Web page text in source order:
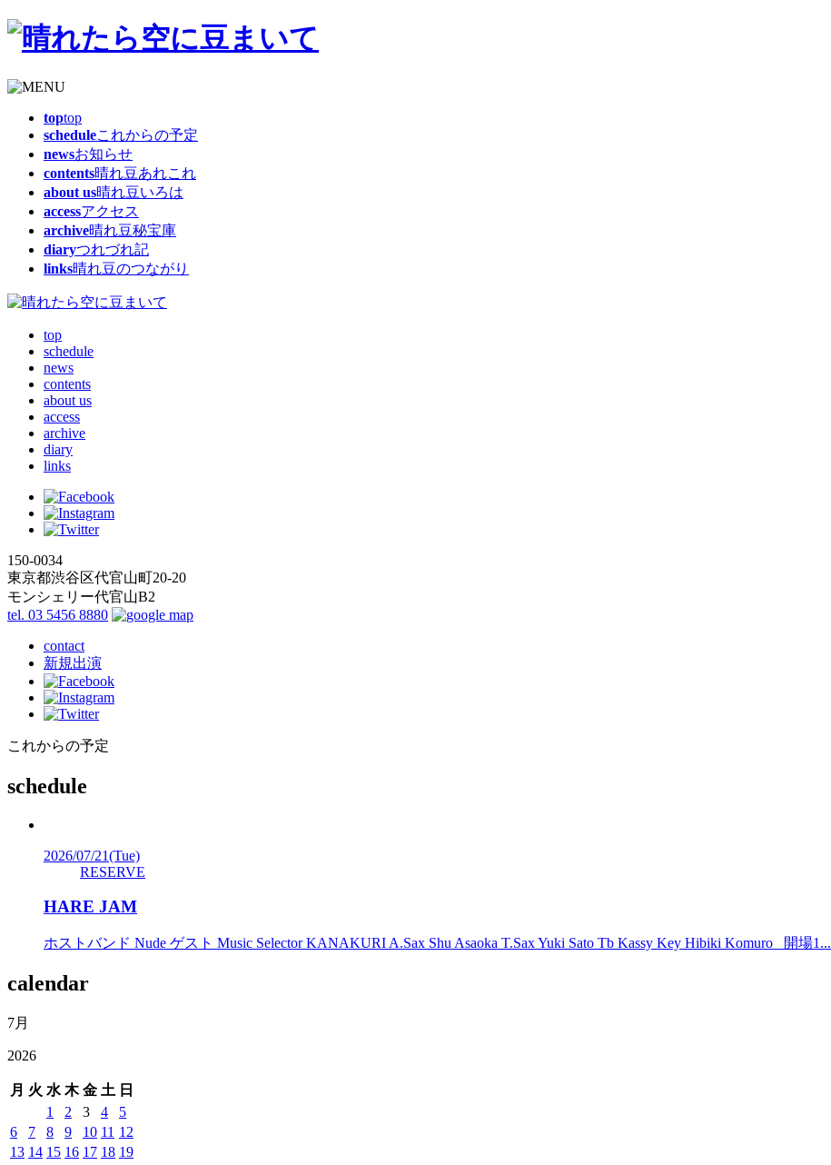
toptop
scheduleこれからの予定
newsお知らせ
contents晴れ豆あれこれ
about us晴れ豆いろは
accessアクセス
archive晴れ豆秘宝庫
diaryつれづれ記
links晴れ豆のつながり
top
schedule
news
contents
about us
access
archive
diary
links
150-0034
東京都渋谷区代官山町20-20
モンシェリー代官山B2
tel. 03 5456 8880
contact
新規出演
これからの予定
schedule
2026/07/21(Tue)
RESERVE
HARE JAM
ホストバンド Nude ゲスト Music Selector KANAKURI A.Sax Shu Asaoka T.Sax Yuki Sato Tb Kassy Key Hibiki Komuro 開場1...
calendar
7月
2026
月 火 水 木 金 土 日
1 2 3 4
5
6
7 8 9 10 11 12
13 14 15 16 17 18 19